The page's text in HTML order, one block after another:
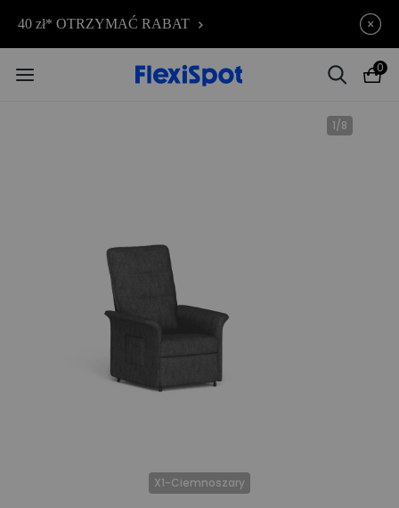
C7 Morpher – Aż 34% rabatu |
teraz już od 2499,00 zł
Kończy się za : 30
0
1/8
X1-Ciemnoszary
40 zł* OTRZYMAĆ RABAT